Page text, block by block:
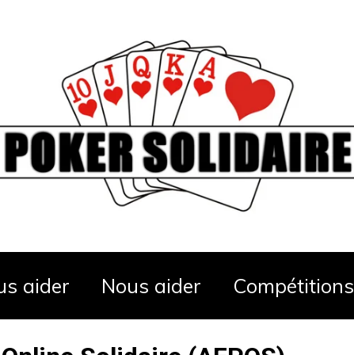
aider Nous aider Compétitions